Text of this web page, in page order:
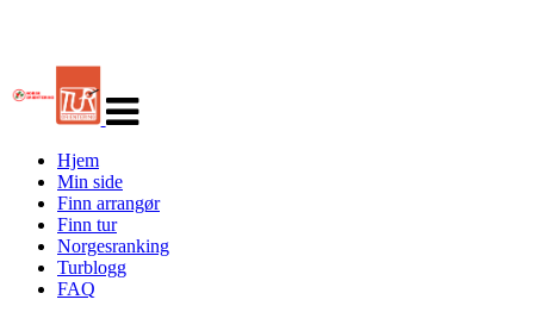
navigasjon
Hjem
Min side
Finn arrangør
Finn tur
Norgesranking
Turblogg
FAQ